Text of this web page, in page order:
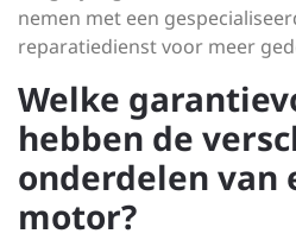
nemen met een
reparatiedienst voor meer
Welke
hebben de
onderdelen van
motor?